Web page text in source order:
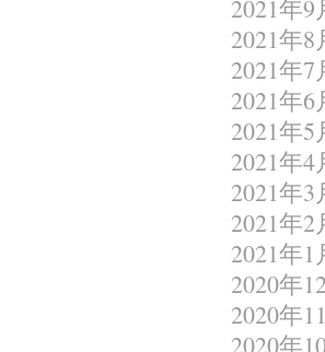
2021年9
2021年8
2021年7
2021年6
2021年5
2021年4
2021年3
2021年2
2021年1
2020年
2020年
2020年